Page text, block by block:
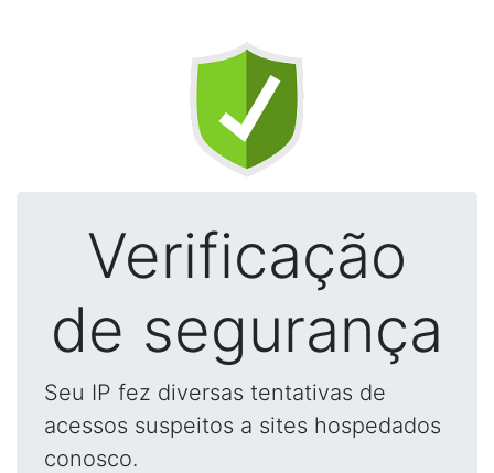
Verificação
de segurança
Seu IP fez diversas tentativas de
acessos suspeitos a sites hospedados
conosco.